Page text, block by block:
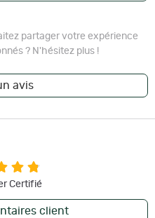
partager votre expérience
? N'hésitez plus !
avis
Certifié
client